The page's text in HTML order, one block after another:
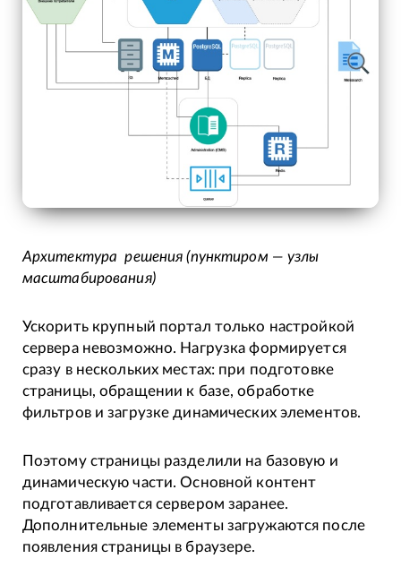
Архитектура решения (пунктиром — узлы
масштабирования)
Ускорить крупный портал только настройкой
сервера невозможно. Нагрузка формируется
сразу в нескольких местах: при подготовке
страницы, обращении к базе, обработке
фильтров и загрузке динамических элементов.
Поэтому страницы разделили на базовую и
динамическую части. Основной контент
подготавливается сервером заранее.
Дополнительные элементы загружаются после
появления страницы в браузере.